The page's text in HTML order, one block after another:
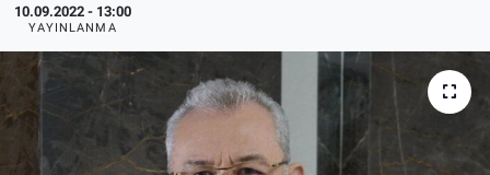
10.09.2022 - 13:00
YAYINLANMA
Endüstri 4.0 Uygulamaları
Ağır Sanayi Çözümleri